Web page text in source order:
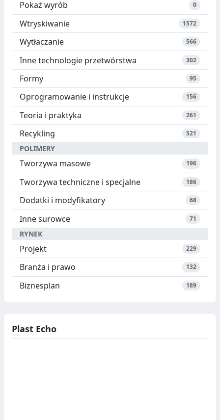
Pokaż wyrób 0
Wtryskiwanie 1572
Wytłaczanie 566
Inne technologie przetwórstwa 302
Formy 95
Oprogramowanie i instrukcje 156
Teoria i praktyka 261
Recykling 521
POLIMERY
Tworzywa masowe 196
Tworzywa techniczne i specjalne 186
Dodatki i modyfikatory 68
Inne surowce 71
RYNEK
Projekt 229
Branża i prawo 132
Biznesplan 189
Plast Echo